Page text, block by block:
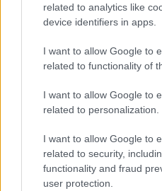
related to analytics like
device identifiers in apps.
I want to allow Google to
related to functionality of
I want to allow Google to
related to personalization.
I want to allow Google to
related to security,
functionality and fraud
user protection.
Egyetlen,
múlt
Épített